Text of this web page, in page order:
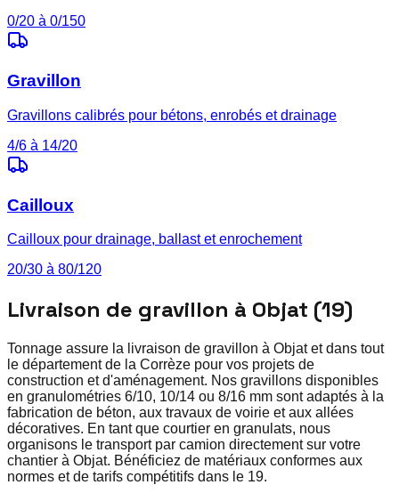
0/20 à 0/150
Gravillon
Gravillons calibrés pour bétons, enrobés et drainage
4/6 à 14/20
Cailloux
Cailloux pour drainage, ballast et enrochement
20/30 à 80/120
Livraison de gravillon à Objat (19)
Tonnage assure la livraison de gravillon à Objat et dans tout
le département de la Corrèze pour vos projets de
construction et d'aménagement. Nos gravillons disponibles
en granulométries 6/10, 10/14 ou 8/16 mm sont adaptés à la
fabrication de béton, aux travaux de voirie et aux allées
décoratives. En tant que courtier en granulats, nous
organisons le transport par camion directement sur votre
chantier à Objat. Bénéficiez de matériaux conformes aux
normes et de tarifs compétitifs dans le 19.